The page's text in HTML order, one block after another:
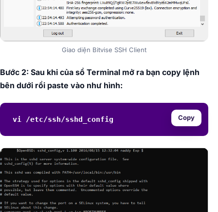
Giao diện Bitvise SSH Client
Bước 2: Sau khi của sổ Terminal mở ra bạn copy lệnh
bên dưới rồi paste vào như hình:
vi /etc/ssh/sshd_config Copy